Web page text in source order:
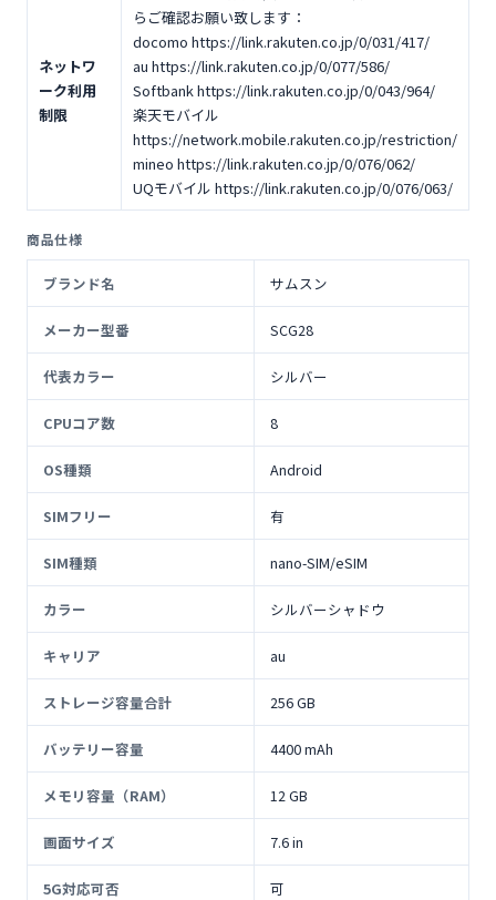
ネットワ
ーク利用
制限
らご確認お願い致します：
docomo https://link.rakuten.co.jp/0/031/417/
au https://link.rakuten.co.jp/0/077/586/
Softbank https://link.rakuten.co.jp/0/043/964/
楽天モバイル
https://network.mobile.rakuten.co.jp/restriction/
mineo https://link.rakuten.co.jp/0/076/062/
UQモバイル https://link.rakuten.co.jp/0/076/063/
商品仕様
ブランド名 サムスン
メーカー型番 SCG28
代表カラー シルバー
CPUコア数 8
OS種類 Android
SIMフリー 有
SIM種類 nano-SIM/eSIM
カラー シルバーシャドウ
キャリア au
ストレージ容量合計 256 GB
バッテリー容量 4400 mAh
メモリ容量（RAM） 12 GB
画面サイズ 7.6 in
5G対応可否 可